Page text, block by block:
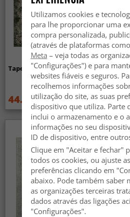
Tapete Wilton - Taknis (verde)
44.99 € 59.99 €
Utilizamos cookies e
para lhe proporcionar uma
compra personalizada,
(através de plataformas
Meta – veja todas as
"Configurações") e para
websites fiáveis e seguros.
recolhemos informações
utilização do site, as suas
dispositivo que utiliza. Parte
inclui o armazenamento e o
informações no seu
ID de dispositivo, entre
Clique em "Aceitar e fechar"
todos os cookies, ou ajuste
preferências clicando em
abaixo. Pode também saber
as organizações terceiras
dados através das ligações
"Configurações".